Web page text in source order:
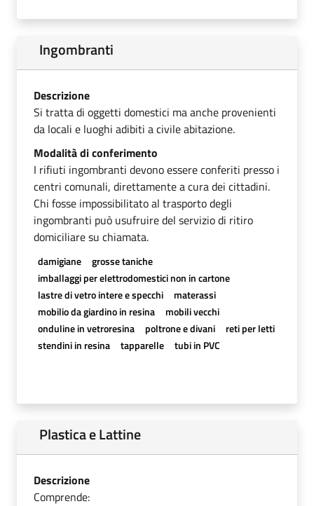
Ingombranti
Descrizione
Si tratta di oggetti domestici ma anche provenienti
da locali e luoghi adibiti a civile abitazione.
Modalità di conferimento
I rifiuti ingombranti devono essere conferiti presso i
centri comunali, direttamente a cura dei cittadini.
Chi fosse impossibilitato al trasporto degli
ingombranti può usufruire del servizio di ritiro
domiciliare su chiamata.
damigiane
grosse taniche
imballaggi per elettrodomestici non in cartone
lastre di vetro intere e specchi
materassi
mobilio da giardino in resina
mobili vecchi
onduline in vetroresina
poltrone e divani
reti per letti
stendini in resina
tapparelle tubi in PVC
Plastica e Lattine
Descrizione
Comprende: